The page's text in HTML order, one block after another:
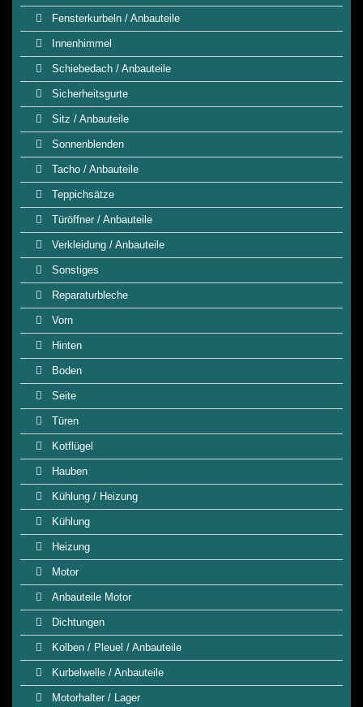
Fensterkurbeln / Anbauteile
Innenhimmel
Schiebedach / Anbauteile
Sicherheitsgurte
Sitz / Anbauteile
Sonnenblenden
Tacho / Anbauteile
Teppichsätze
Türöffner / Anbauteile
Verkleidung / Anbauteile
Sonstiges
Reparaturbleche
Vorn
Hinten
Boden
Seite
Türen
Kotflügel
Hauben
Kühlung / Heizung
Kühlung
Heizung
Motor
Anbauteile Motor
Dichtungen
Kolben / Pleuel / Anbauteile
Kurbelwelle / Anbauteile
Motorhalter / Lager